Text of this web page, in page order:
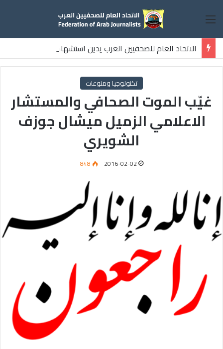
القائمة
الاتحاد العام للصحفيين العرب يدين استشهاد
ثلاثة صحفيين فلسطينيين باستهداف إسرائيلي وسط قطاع غزة
تكنولوجيا ومنوعات
غيّب الموت الصحافي والمستشار
الاعلامي الزميل ميشال جوزف
الشويري
2016-02-02
848